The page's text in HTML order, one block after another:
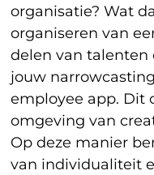
organisatie? Wat
organiseren van
delen van talenten
jouw
employee app. Dit
omgeving van
Op deze manier
van individualiteit